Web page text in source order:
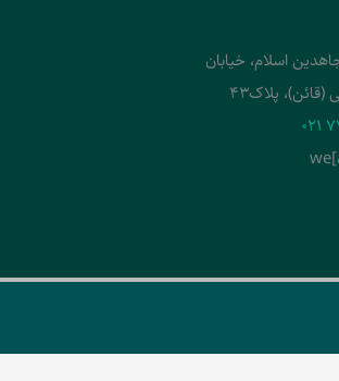
اسلام، خیابان
پلاک43
‭021